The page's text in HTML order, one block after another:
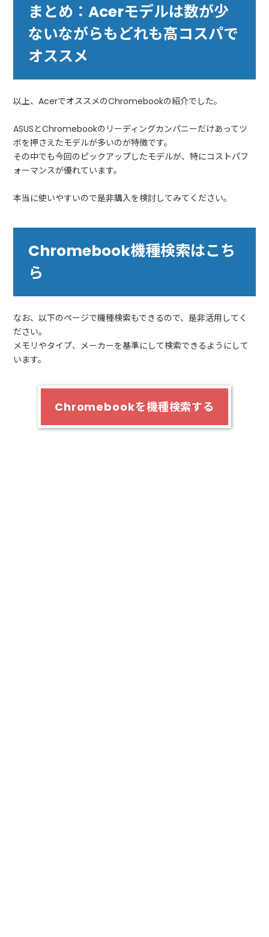
まとめ：Acerモデルは数が少
ないながらもどれも高コスパで
オススメ
以上、AcerでオススメのChromebookの紹介でした。
ASUSとChromebookのリーディングカンパニーだけあってツ
ボを押さえたモデルが多いのが特徴です。
その中でも今回のピックアップしたモデルが、特にコストパフ
ォーマンスが優れています。
本当に使いやすいので是非購入を検討してみてください。
Chromebook機種検索はこち
ら
なお、以下のページで機種検索もできるので、是非活用してく
ださい。
メモリやタイプ、メーカーを基準にして検索できるようにして
います。
Chromebookを機種検索する